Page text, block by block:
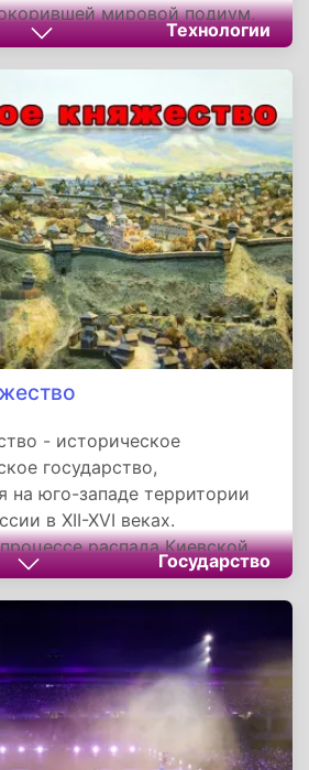
мировой подиум,
брендом «Урал
вписывает себя в историю
давления и
вроде «Чемодана
прогресс и патриотизм
Технологии
- историческое
государство,
на юго-западе территории
в XII-XVI веках.
распада Киевской
город Киев.
территории на
Днепра. На северо-западе
граничило с Полоцкими
востоке с территорией
на западе с
с Галицким
в результате некоторых
Государство